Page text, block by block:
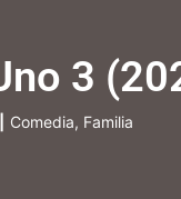
3
Comedia, Familia